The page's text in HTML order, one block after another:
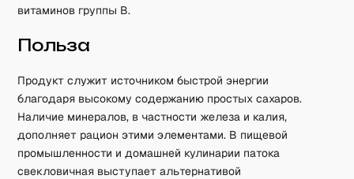
витаминов группы B.
Польза
Продукт служит источником быстрой энергии
благодаря высокому содержанию простых сахаров.
Наличие минералов, в частности железа и калия,
дополняет рацион этими элементами. В пищевой
промышленности и домашней кулинарии патока
свекловичная выступает альтернативой